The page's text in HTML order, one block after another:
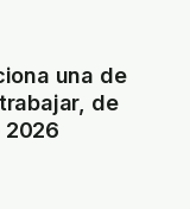
una de
de
2026